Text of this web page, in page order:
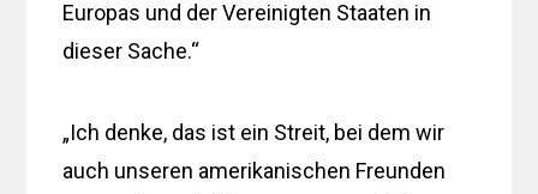
Europas und der Vereinigten Staaten in
dieser Sache.“
„Ich denke, das ist ein Streit, bei dem wir
auch unseren amerikanischen Freunden